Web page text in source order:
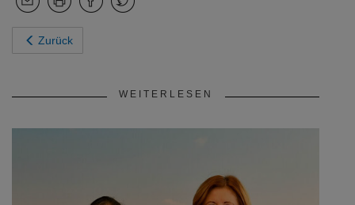
Zurück
WEITERLESEN